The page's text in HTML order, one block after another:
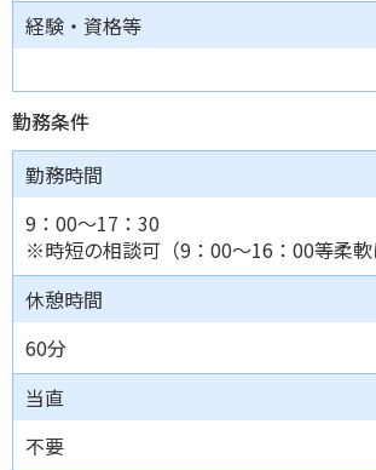
経験・資格等
勤務条件
勤務時間
9：00～17：30
※時短の相談可（9：00～16：00等柔軟
休憩時間
60分
当直
不要